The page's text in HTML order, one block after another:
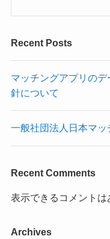
Recent Posts
マッチングアプリの
針について
一般社団法人日本マッ
Recent Comments
表示できるコメントは
Archives